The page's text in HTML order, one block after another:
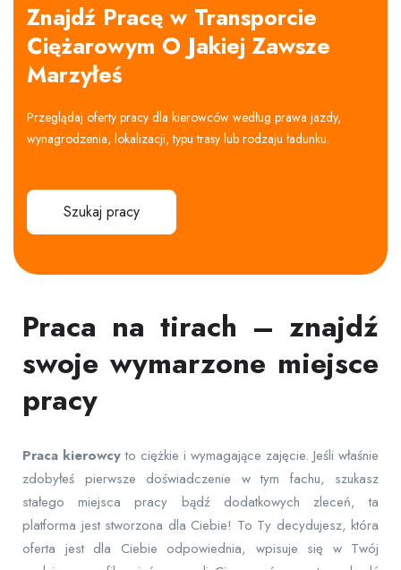
Znajdź Pracę w Transporcie
Ciężarowym O Jakiej Zawsze
Marzyłeś
Przeglądaj oferty pracy dla kierowców według prawa jazdy,
wynagrodzenia, lokalizacji, typu trasy lub rodzaju ładunku.
Szukaj pracy
Praca na tirach – znajdź
swoje wymarzone miejsce
pracy
Praca kierowcyto ciężkie i wymagające zajęcie. Jeśli właśnie
zdobyłeś pierwsze doświadczenie w tym fachu, szukasz
stałego miejsca pracy bądź dodatkowych zleceń, ta
platforma jest stworzona dla Ciebie! To Ty decydujesz, która
oferta jest dla Ciebie odpowiednia, wpisuje się w Twój